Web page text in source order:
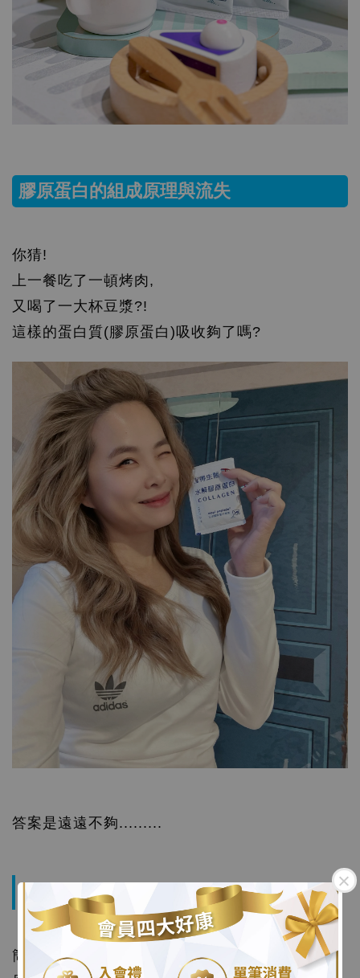
.
膠原蛋白的組成原理與流失
你猜!
上一餐吃了一頓烤肉,
又喝了一大杯豆漿?!
這樣的蛋白質(膠原蛋白)吸收夠了嗎?
答案是遠遠不夠.........
膠原蛋白組成
簡單來說分成三項: